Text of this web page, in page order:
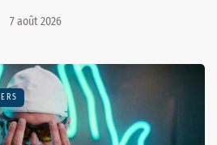
7 août 2026